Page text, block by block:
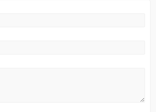
BIL AB / Vi jobbar med bokade